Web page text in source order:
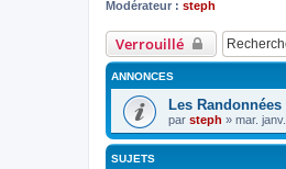
Modérateur : steph
Verrouillé
ANNONCES
Les Randonnées
par steph » mar.
SUJETS